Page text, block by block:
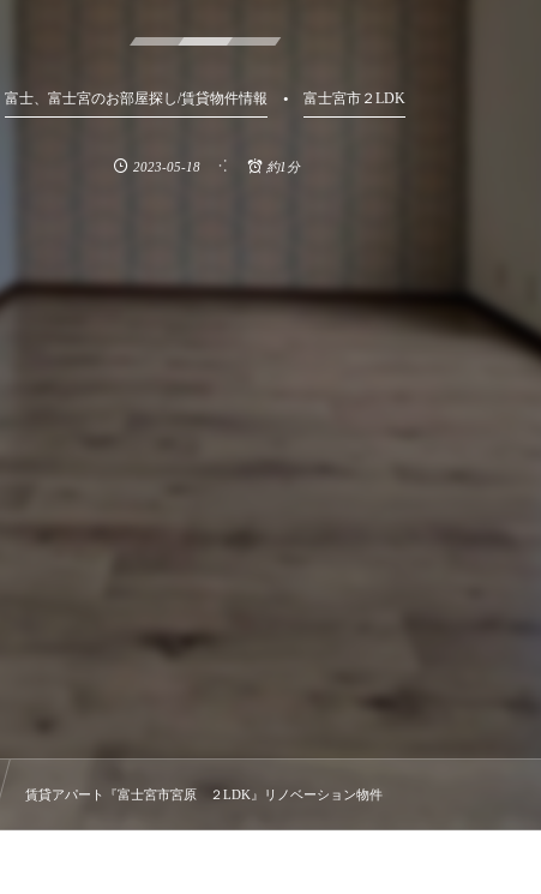
富士、富士宮のお部屋探し/賃貸物件情報 富士宮市２LDK
2023-05-18 約1分
賃貸アパート『富士宮市宮原 ２LDK』リノベーション物件